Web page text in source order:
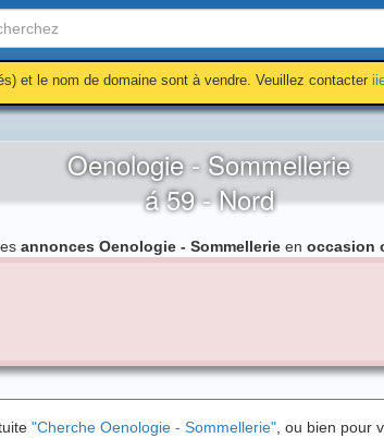
et le nom de domaine sont à vendre. Veuillez contacter
Oenologie - Sommellerie
á 59 - Nord
annonces Oenologie - Sommellerieen occasion
"Cherche Oenologie - Sommellerie", ou bien pour